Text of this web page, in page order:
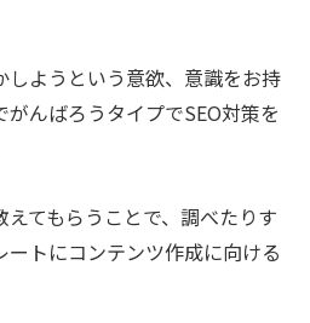
しようという意欲、意識をお持
んばろうタイプでSEO対策を
てもらうことで、調べたりす
ートにコンテンツ作成に向ける